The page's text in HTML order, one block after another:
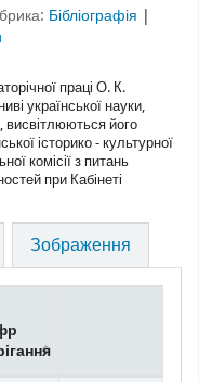
Бібліографія |
праці О. К.
української науки,
висвітлюються його
історико - культурної
комісії з питань
при Кабінеті
Зображення